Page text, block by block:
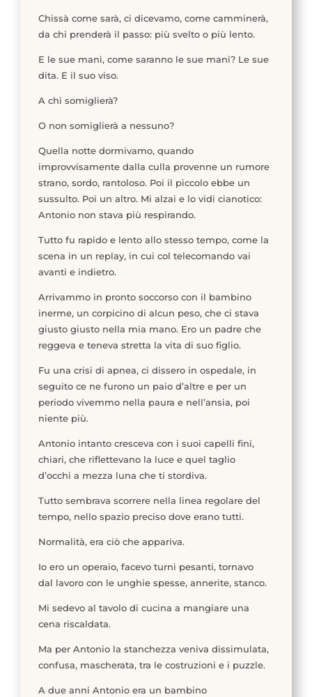
Chissà come sarà, ci dicevamo, come camminerà,
da chi prenderà il passo: più svelto o più lento.
E le sue mani, come saranno le sue mani? Le sue
dita. E il suo viso.
A chi somiglierà?
O non somiglierà a nessuno?
Quella notte dormivamo, quando
improvvisamente dalla culla provenne un rumore
strano, sordo, rantoloso. Poi il piccolo ebbe un
sussulto. Poi un altro. Mi alzai e lo vidi cianotico:
Antonio non stava più respirando.
Tutto fu rapido e lento allo stesso tempo, come la
scena in un replay, in cui col telecomando vai
avanti e indietro.
Arrivammo in pronto soccorso con il bambino
inerme, un corpicino di alcun peso, che ci stava
giusto giusto nella mia mano. Ero un padre che
reggeva e teneva stretta la vita di suo figlio.
Fu una crisi di apnea, ci dissero in ospedale, in
seguito ce ne furono un paio d’altre e per un
periodo vivemmo nella paura e nell’ansia, poi
niente più.
Antonio intanto cresceva con i suoi capelli fini,
chiari, che riflettevano la luce e quel taglio
d’occhi a mezza luna che ti stordiva.
Tutto sembrava scorrere nella linea regolare del
tempo, nello spazio preciso dove erano tutti.
Normalità, era ciò che appariva.
Io ero un operaio, facevo turni pesanti, tornavo
dal lavoro con le unghie spesse, annerite, stanco.
Mi sedevo al tavolo di cucina a mangiare una
cena riscaldata.
Ma per Antonio la stanchezza veniva dissimulata,
confusa, mascherata, tra le costruzioni e i puzzle.
A due anni Antonio era un bambino